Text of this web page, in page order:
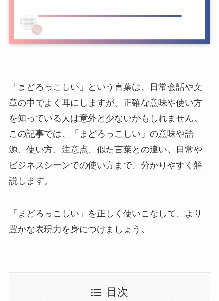
「まどろっこしい」という言葉は、日常会話や文
章の中でよく耳にしますが、正確な意味や使い方
を知っている人は意外と少ないかもしれません。
この記事では、「まどろっこしい」の意味や語
源、使い方、注意点、似た言葉との違い、日常や
ビジネスシーンでの使い方まで、分かりやすく解
説します。
「まどろっこしい」を正しく使いこなして、より
豊かな表現力を身につけましょう。
目次